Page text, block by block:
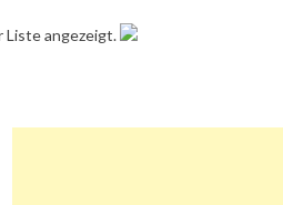
Liste angezeigt.